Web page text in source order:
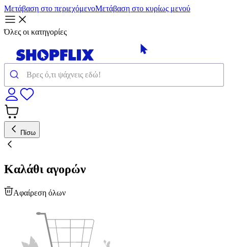
Μετάβαση στο περιεχόμενοΜετάβαση στο κυρίως μενού
Όλες οι κατηγορίες
Πίσω
Καλάθι αγορών
Αφαίρεση όλων